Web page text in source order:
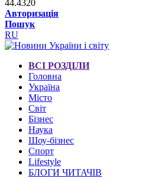
44.4320
Авторизація
Пошук
RU
ВСІ РОЗДІЛИ
Головна
Україна
Місто
Світ
Бізнес
Наука
Шоу-бізнес
Спорт
Lifestyle
БЛОГИ ЧИТАЧІВ